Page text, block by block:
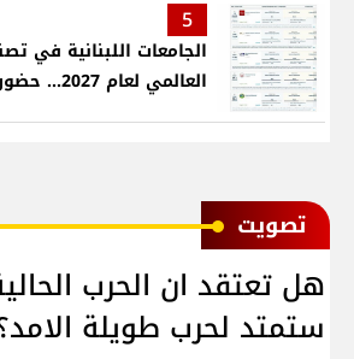
5
العالمي لعام 2027... حضور عالمي وعربي
ﺗﺼﻮﻳﺖ
هل تعتقد ان الحرب
ستمتد لحرب طويلة